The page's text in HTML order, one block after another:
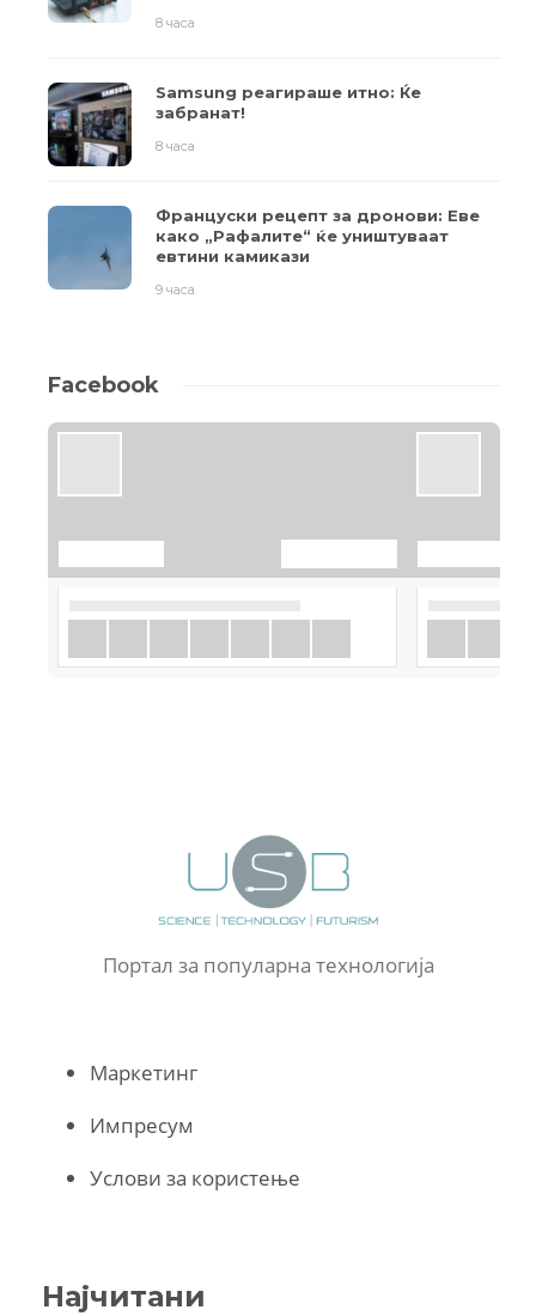
8 часа
Samsung реагираше итно: Ќе
забранат!
8 часа
Француски рецепт за дронови: Еве
како „Рафалите“ ќе уништуваат
евтини камикази
9 часа
Facebook
Портал за популарна технологија
Маркетинг
Импресум
Услови за користење
Најчитани